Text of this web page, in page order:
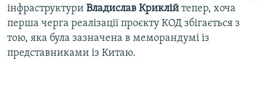
інфраструктури Владислав Криклій тепер, хоча
перша черга реалізації проєкту КОД збігається з
тою, яка була зазначена в меморандумі із
представниками із Китаю.